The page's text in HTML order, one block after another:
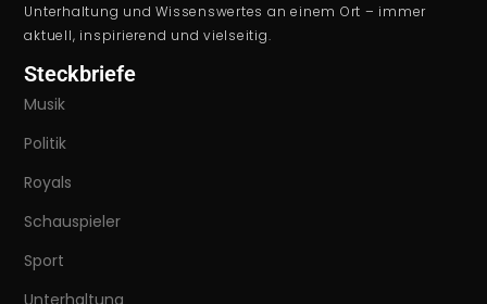
Unterhaltung und Wissenswertes an einem Ort – immer
aktuell, inspirierend und vielseitig.
Steckbriefe
Musik
Politik
Royals
Schauspieler
Sport